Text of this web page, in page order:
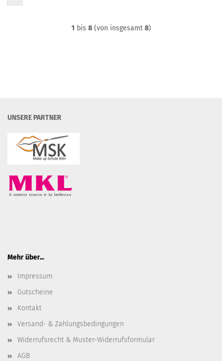
1 bis 8(von insgesamt 8)
UNSERE PARTNER
Mehr über...
Impressum
Gutscheine
Kontakt
Versand- & Zahlungsbedingungen
Widerrufsrecht & Muster-Widerrufsformular
AGB